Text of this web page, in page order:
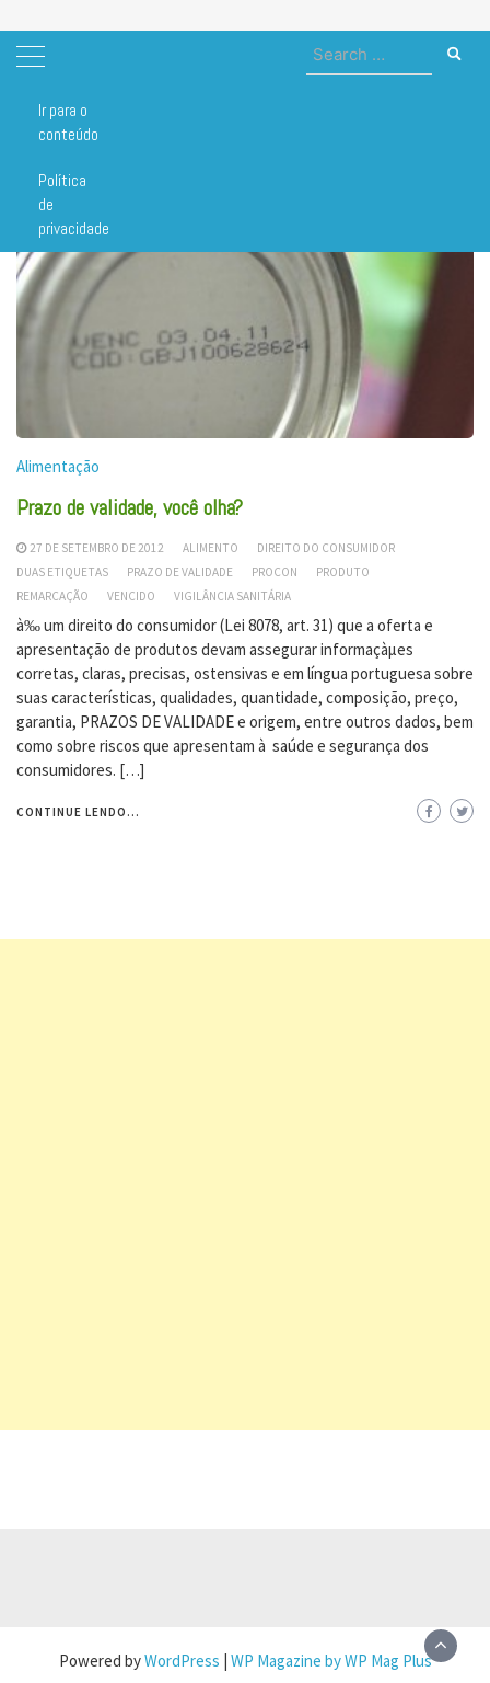
Ir para o
conteúdo
Política
de
privacidade
Search
for:
Home remarcação
remarcação
Alimentação
Prazo de validade, você olha?
27 DE SETEMBRO DE 2012 ALIMENTO
DIREITO DO CONSUMIDOR
DUAS ETIQUETAS
PRAZO DE VALIDADE PROCON
PRODUTO
REMARCAÇÃO
VENCIDO VIGILÂNCIA SANITÁRIA
à‰ um direito do consumidor (Lei 8078, art. 31) que a oferta e
apresentação de produtos devam assegurar informaçàµes
corretas, claras, precisas, ostensivas e em língua portuguesa sobre
suas características, qualidades, quantidade, composição, preço,
garantia, PRAZOS DE VALIDADE e origem, entre outros dados, bem
como sobre riscos que apresentam à saúde e segurança dos
consumidores. […]
CONTINUE LENDO...
Powered byWordPress | WP Magazine by WP Mag Plus